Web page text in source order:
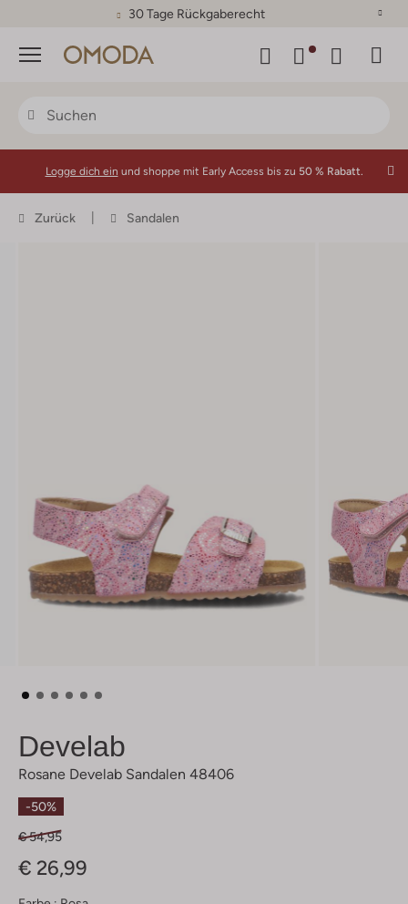
30 Tage Rückgaberecht
Menü
Logge dich ein und shoppe mit Early Access bis zu 50 % Rabatt.
Zurück Sandalen
Develab
Rosane Develab Sandalen 48406
-50%
€ 54,95
€ 26,99